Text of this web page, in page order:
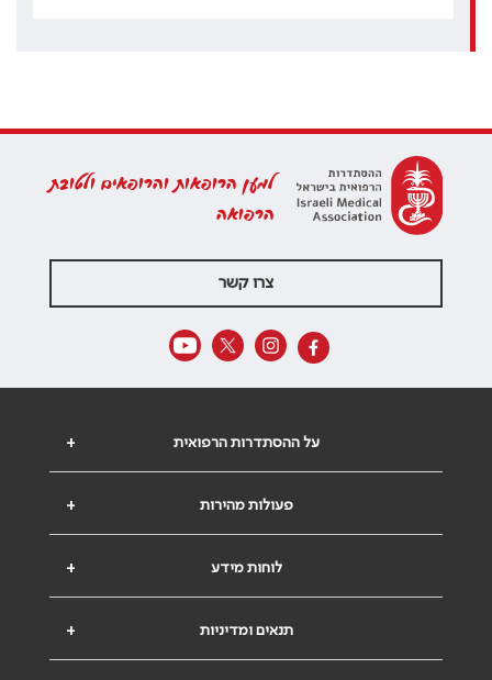
למען הרופאות והרופאים ולטובת
הרפואה
צרו קשר
+ על ההסתדרות הרפואית
+ פעולות מהירות
+ לוחות מידע
+ תנאים ומדיניות